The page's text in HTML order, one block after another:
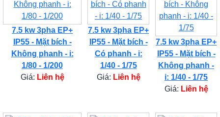
7.5 kw 3pha EP+
IP55 - Mặt bích -
Không phanh - i:
1/80 - 1/200
Giá: Liên hệ
7.5 kw 3pha EP+
IP55 - Mặt bích -
Có phanh - i:
1/40 - 1/75
Giá: Liên hệ
7.5 kw 3pha EP+
IP55 - Mặt bích -
Không phanh -
i: 1/40 - 1/75
Giá: Liên hệ